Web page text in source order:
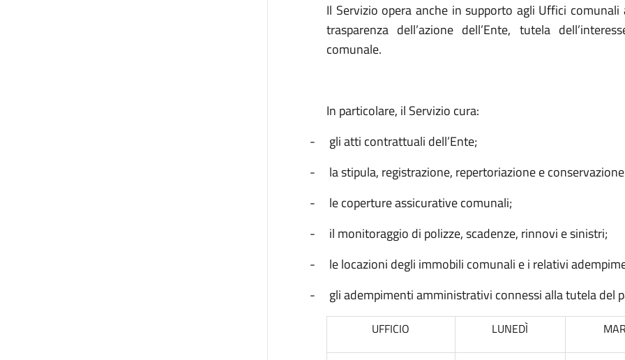
Il Servizio opera anche in supporto agli Uffici
trasparenza dell’azione dell’Ente, tutela
comunale.
In particolare, il Servizio cura:
-
gli atti contrattuali dell’Ente;
-
la stipula, registrazione, repertoriazione e
-
le coperture assicurative comunali;
-
il monitoraggio di polizze, scadenze, rinnovi e sinistri;
-
le locazioni degli immobili comunali e i relativi
-
gli adempimenti amministrativi connessi alla tutela del
UFFICIO LUNEDÌ